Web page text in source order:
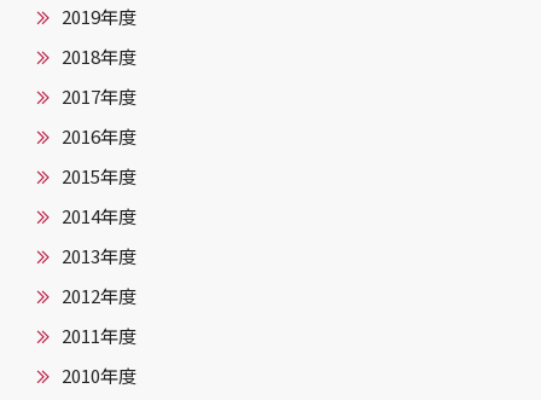
2019年度
2018年度
2017年度
2016年度
2015年度
2014年度
2013年度
2012年度
2011年度
2010年度